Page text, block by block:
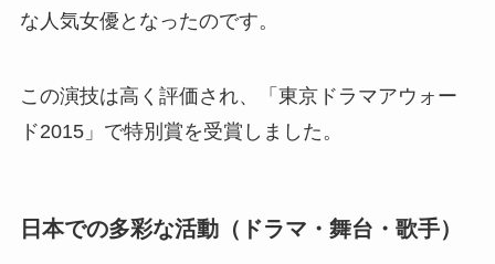
な人気女優となったのです。
この演技は高く評価され、「東京ドラマアウォー
ド2015」で特別賞を受賞しました。
日本での多彩な活動（ドラマ・舞台・歌手）